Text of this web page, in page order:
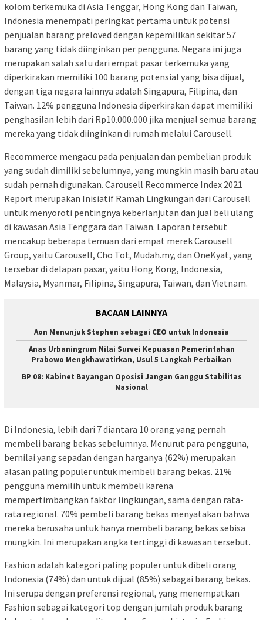
kolom terkemuka di Asia Tenggar, Hong Kong dan Taiwan,
Indonesia menempati peringkat pertama untuk potensi
penjualan barang preloved dengan kepemilikan sekitar 57
barang yang tidak diinginkan per pengguna. Negara ini juga
merupakan salah satu dari empat pasar terkemuka yang
diperkirakan memiliki 100 barang potensial yang bisa dijual,
dengan tiga negara lainnya adalah Singapura, Filipina, dan
Taiwan. 12% pengguna Indonesia diperkirakan dapat memiliki
penghasilan lebih dari Rp10.000.000 jika menjual semua barang
mereka yang tidak diinginkan di rumah melalui Carousell.
Recommerce mengacu pada penjualan dan pembelian produk
yang sudah dimiliki sebelumnya, yang mungkin masih baru atau
sudah pernah digunakan. Carousell Recommerce Index 2021
Report merupakan Inisiatif Ramah Lingkungan dari Carousell
untuk menyoroti pentingnya keberlanjutan dan jual beli ulang
di kawasan Asia Tenggara dan Taiwan. Laporan tersebut
mencakup beberapa temuan dari empat merek Carousell
Group, yaitu Carousell, Cho Tot, Mudah.my, dan OneKyat, yang
tersebar di delapan pasar, yaitu Hong Kong, Indonesia,
Malaysia, Myanmar, Filipina, Singapura, Taiwan, dan Vietnam.
BACAAN LAINNYA
Aon Menunjuk Stephen sebagai CEO untuk Indonesia
Anas Urbaningrum Nilai Survei Kepuasan Pemerintahan
Prabowo Mengkhawatirkan, Usul 5 Langkah Perbaikan
BP 08: Kabinet Bayangan Oposisi Jangan Ganggu Stabilitas
Nasional
Di Indonesia, lebih dari 7 diantara 10 orang yang pernah
membeli barang bekas sebelumnya. Menurut para pengguna,
bernilai yang sepadan dengan harganya (62%) merupakan
alasan paling populer untuk membeli barang bekas. 21%
pengguna memilih untuk membeli karena
mempertimbangkan faktor lingkungan, sama dengan rata-
rata regional. 70% pembeli barang bekas menyatakan bahwa
mereka berusaha untuk hanya membeli barang bekas sebisa
mungkin. Ini merupakan angka tertinggi di kawasan tersebut.
Fashion adalah kategori paling populer untuk dibeli orang
Indonesia (74%) dan untuk dijual (85%) sebagai barang bekas.
Ini serupa dengan preferensi regional, yang menempatkan
Fashion sebagai kategori top dengan jumlah produk barang